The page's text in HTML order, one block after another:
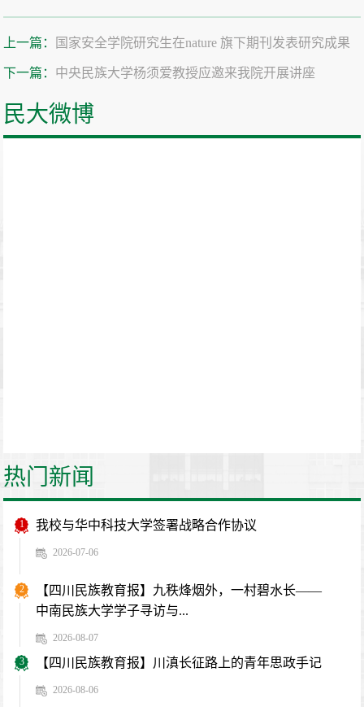
上一篇： 国家安全学院研究生在nature 旗下期刊发表研究成果
下一篇： 中央民族大学杨须爱教授应邀来我院开展讲座
民大微博
热门新闻
1 我校与华中科技大学签署战略合作协议
2026-07-06
2
【四川民族教育报】九秩烽烟外，一村碧水长——
中南民族大学学子寻访与...
2026-08-07
3 【四川民族教育报】川滇长征路上的青年思政手记
2026-08-06